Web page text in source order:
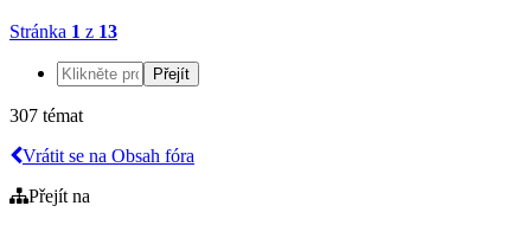
Stránka 1 z 13
307 témat
Vrátit se na Obsah fóra
Přejít na